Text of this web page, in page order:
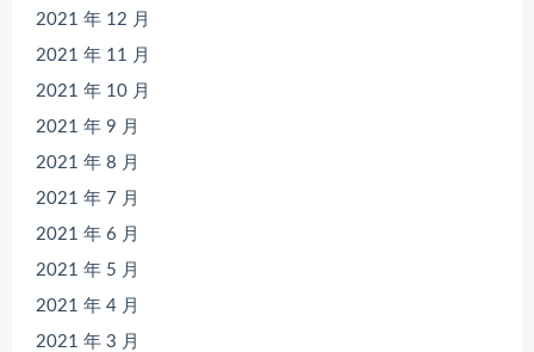
2021 年 12 月
2021 年 11 月
2021 年 10 月
2021 年 9 月
2021 年 8 月
2021 年 7 月
2021 年 6 月
2021 年 5 月
2021 年 4 月
2021 年 3 月